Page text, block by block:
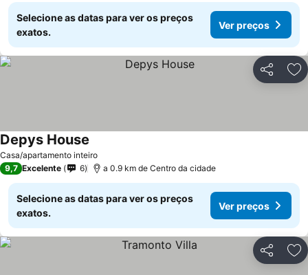
Selecione as datas para ver os preços
exatos.
Ver preços
Partilhar
Casa/apartamento inteiro
Depys House
9,7 Excelente 6 a 0.9 km de Centro da cidade
Selecione as datas para ver os preços
exatos.
Ver preços
Partilhar